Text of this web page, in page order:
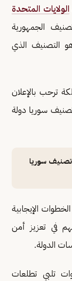
الولايات المتحدة
الجمهورية
التصنيف الذي
ترحب بالإعلان
سوريا دولة
تصنيف سوريا
الإيجابية
في تعزيز أمن
الدولة.
تلبي تطلعات